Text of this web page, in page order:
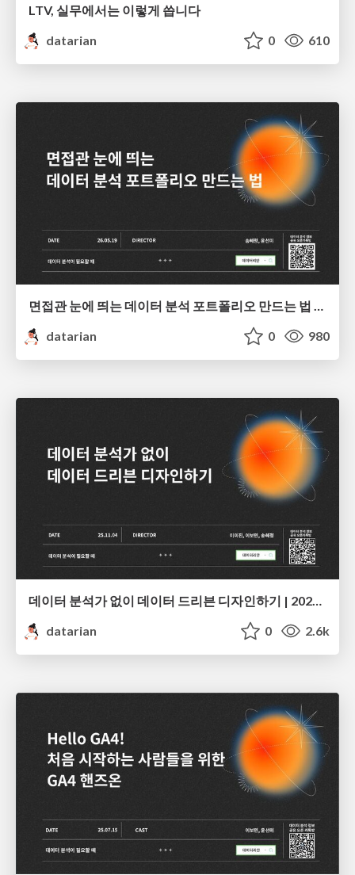
LTV, 실무에서는 이렇게 씁니다
datarian
0 610
datarian
0 980
데이터 분석가 없이 데이터 드리븐 디자인하기 | 2025년 11월 세미나
datarian
0 2.6k